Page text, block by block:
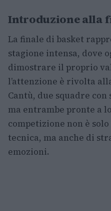
Introduzione alla
La finale di basket
stagione intensa, dove
dimostrare il proprio
l’attenzione è rivolta
Cantù, due squadre
ma entrambe pronte a
competizione non è
tecnica, ma anche di
emozioni.